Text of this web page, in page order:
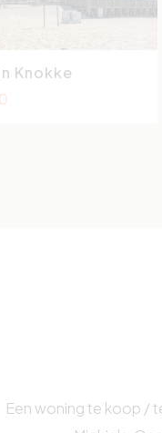
3
Knokke
Een woning te koop /